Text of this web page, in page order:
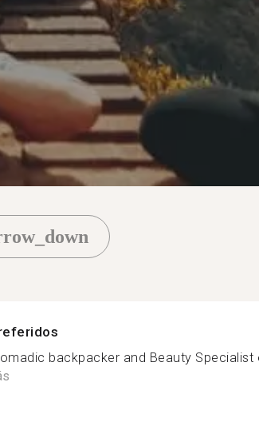
backpacker and Beauty Specialist